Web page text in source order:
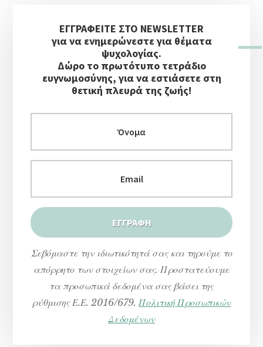
ΠλευρικήΕΓΓΡΑΦΕΙΤΕ ΣΤΟ NEWSLETTER
για να ενημερώνεστε για θέματα
ψυχολογίας.
Δώρο το πρωτότυπο τετράδιο
ευγνωμοσύνης, για να εστιάσετε στη
θετική πλευρά της ζωής!
Σεβόμαστε την ιδιωτικότητά σας και τηρούμε το
απόρρητο των στοιχείων σας. Προστατεύουμε
τα προσωπικά δεδομένα σας βάσει της
ρύθμισης Ε.Ε. 2016/679. Πολιτική Προσωπικών
Δεδομένων